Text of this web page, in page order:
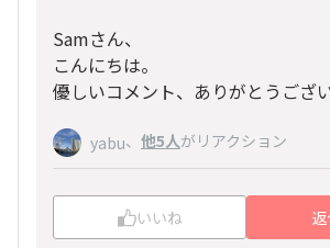
Samさん、
こんにちは。
優しいコメント、ありがとうござ
yabu、 他5人がリアクション
いいね